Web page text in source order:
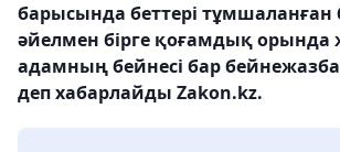
барысында беттері тұмшаланған
әйелмен бірге қоғамдық орында
адамның бейнесі бар
деп хабарлайды Zakon.kz.